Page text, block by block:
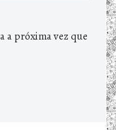
a próxima vez que